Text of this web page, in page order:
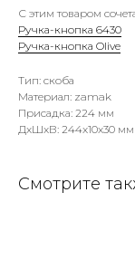
С этим товаром
Ручка-кнопка 6430
Ручка-кнопка Olive
Тип: скоба
Материал: zamak
Присадка: 224 мм
ДxШxВ: 244x10x30 мм
Смотрите